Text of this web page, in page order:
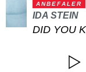
ANBEFALER
IDA STEIN
DID YOU